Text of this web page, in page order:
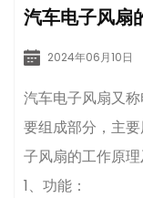
汽车电子风扇
2024年06月10日
汽车电子风扇又
要组成部分，主
子风扇的工作原
1、功能：